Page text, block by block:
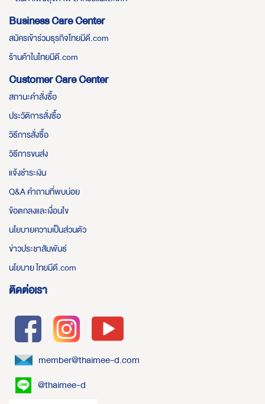
Business Care Center
สมัครเข้าร่วมธุรกิจไทยมีดี.com
ร้านค้าในไทยมีดี.com
Customer Care Center
สถานะคำสั่งซื้อ
ประวัติการสั่งซื้อ
วิธีการสั่งซื้อ
วิธีการขนส่ง
แจ้งชำระเงิน
Q&A คำถามที่พบบ่อย
ข้อตกลงและเงื่อนไข
นโยบายความเป็นส่วนตัว
ข่าวประชาสัมพันธ์
นโยบาย ไทยมีดี.com
ติดต่อเรา
member@thaimee-d.com
@thaimee-d